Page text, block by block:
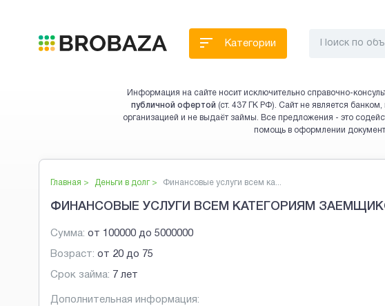
Категории
Информация на сайте носит исключительно справочно-
публичной офертой (ст. 437 ГК РФ). Сайт не является
организацией и не выдаёт займы. Все предложения - это
помощь в оформлении
Главная > Деньги в долг> Финансовые услуги всем ка...
ФИНАНСОВЫЕ УСЛУГИ ВСЕМ КАТЕГОРИЯМ
Сумма: от 100000 до 5000000
Возраст: от 20 до 75
Срок займа: 7 лет
Дополнительная информация: